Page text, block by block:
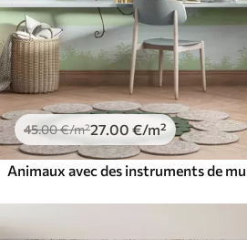
45.00€/m²27 .00 €/m²